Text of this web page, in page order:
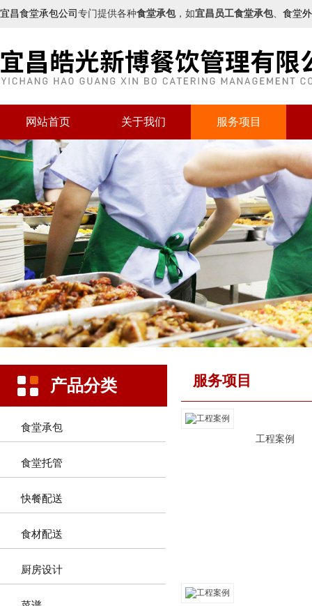
宜昌食堂承包公司 专门提供各种食堂承包，如宜昌员工食堂承包、 食堂
网站首页 关于我们 服务项目
产品分类
食堂承包
食堂托管
快餐配送
食材配送
厨房设计
服务项目
工程案例